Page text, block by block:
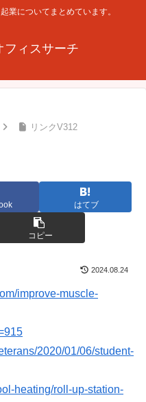
業についてまとめています。
フィスサーチ
リンクV312
はてブ
コピー
2024.08.24
improve-muscle-
2020/01/06/student-
heating/roll-up-station-